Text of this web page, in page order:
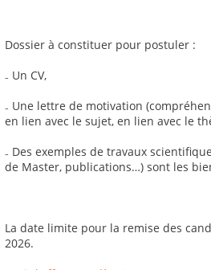
Dossier à constituer pour postuler :
₋ Un CV,
₋ Une lettre de motivation
en lien avec le sujet, en lien avec le
₋ Des exemples de travaux
de Master, publications…) sont les
La date limite pour la remise des
2026.